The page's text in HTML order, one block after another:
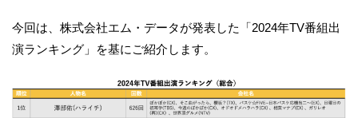
今回は、株式会社エム・データが発表した「2024年TV番組出
演ランキング」を基にご紹介します。